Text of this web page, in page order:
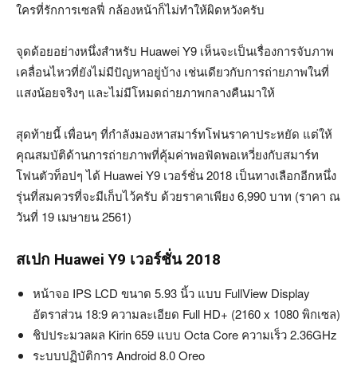
ใครที่รักการเซลฟี่ กล้องหน้าก็ไม่ทำให้ผิดหวังครับ
จุดด้อยอย่างหนึ่งสำหรับ Huawei Y9 เห็นจะเป็นเรื่องการจับภาพ
เคลื่อนไหวที่ยังไม่มีปัญหาอยู่บ้าง เช่นเดียวกับการถ่ายภาพในที่
แสงน้อยจริงๆ และไม่มีโหมดถ่ายภาพกลางคืนมาให้
สุดท้ายนี้ เพื่อนๆ ที่กำลังมองหาสมาร์ทโฟนราคาประหยัด แต่ให้
คุณสมบัติด้านการถ่ายภาพที่คุ้มค่าพอฟัดพอเหวี่ยงกับสมาร์ท
โฟนตัวท็อปๆ ได้ Huawei Y9 เวอร์ชั่น 2018 เป็นทางเลือกอีกหนึ่ง
รุ่นที่สมควรที่จะมีเก็บไว้ครับ ด้วยราคาเพียง 6,990 บาท (ราคา ณ
วันที่ 19 เมษายน 2561)
สเปก Huawei Y9 เวอร์ชั่น 2018
หน้าจอ IPS LCD ขนาด 5.93 นิ้ว แบบ FullView Display
อัตราส่วน 18:9 ความละเอียด Full HD+ (2160 x 1080 พิกเซล)
ชิปประมวลผล Kirin 659 แบบ Octa Core ความเร็ว 2.36GHz
ระบบปฏิบัติการ Android 8.0 Oreo